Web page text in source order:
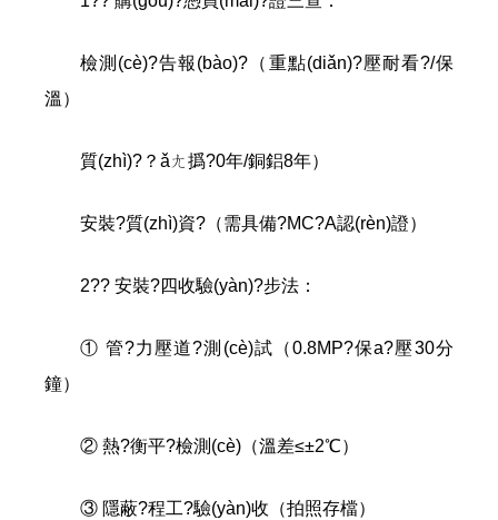
檢測(cè)?告報(bào)?（重點(diǎn)?壓耐看?/保
溫）
質(zhì)?？ǎㄤ撝?0年/銅鋁8年）
安裝?質(zhì)資?（需具備?MC?A認(rèn)證）
2?? 安裝?四收驗(yàn)?步法：
① 管?力壓道?測(cè)試（0.8MP?保a?壓30分
鐘）
② 熱?衡平?檢測(cè)（溫差≤±2℃）
③ 隱蔽?程工?驗(yàn)收（拍照存檔）